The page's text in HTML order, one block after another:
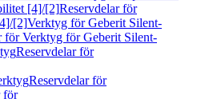
[4]/[2]Reservdelar för
[2]Verktyg för Geberit Silent-
för Verktyg för Geberit Silent-
Reservdelar för
Reservdelar för
för